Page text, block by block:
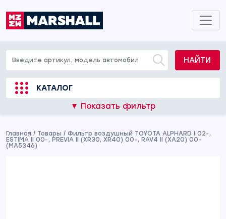
НАЙТИ
КАТАЛОГ
▼ Показать фильтр
Главная / Товары / Фильтр воздушный TOYOTA ALPHARD I 02-,
ESTIMA II 00-, PREVIA II (XR30, XR40) 00-, RAV4 II (XA20) 00-
(MA5346)